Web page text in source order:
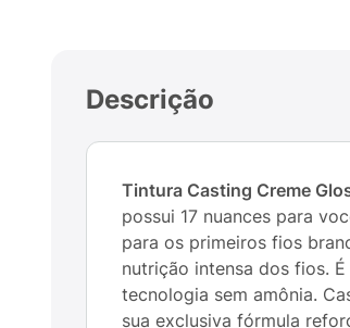
Descrição
Tintura Casting Creme
possui 17 nuances para
para os primeiros fios
nutrição intensa dos fios.
tecnologia sem amônia.
sua exclusiva fórmula